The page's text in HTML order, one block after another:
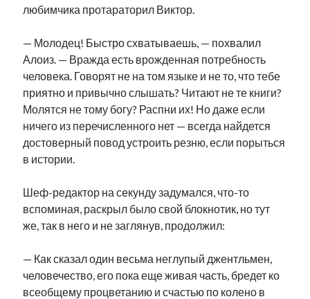
любимчика протараторил Виктор.
— Молодец! Быстро схватываешь, — похвалил
Алоиз. — Вражда есть врожденная потребность
человека. Говорят не на том языке и не то, что тебе
приятно и привычно слышать? Читают не те книги?
Молятся не тому богу? Распни их! Но даже если
ничего из перечисленного нет — всегда найдется
достоверный повод устроить резню, если порыться
в истории.
Шеф-редактор на секунду задумался, что-то
вспоминая, раскрыл было свой блокнотик, но тут
же, так в него и не заглянув, продолжил:
— Как сказал один весьма неглупый джентльмен,
человечество, его пока еще живая часть, бредет ко
всеобщему процветанию и счастью по колено в